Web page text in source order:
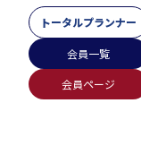
トータルプランナー
会員一覧
会員ページ